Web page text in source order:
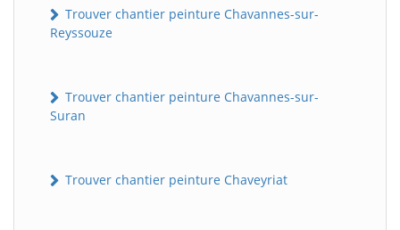
Trouver chantier peinture Chavannes-sur-
Reyssouze
Trouver chantier peinture Chavannes-sur-
Suran
Trouver chantier peinture Chaveyriat